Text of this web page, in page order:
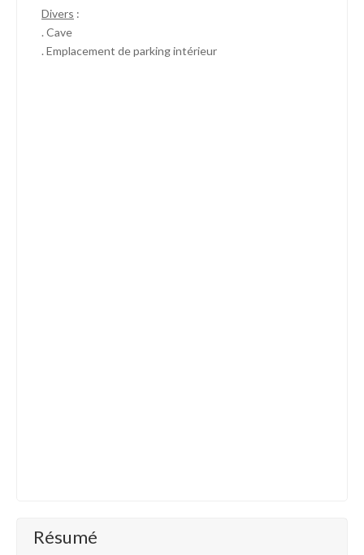
Divers :
. Cave
. Emplacement de parking intérieur
Résumé